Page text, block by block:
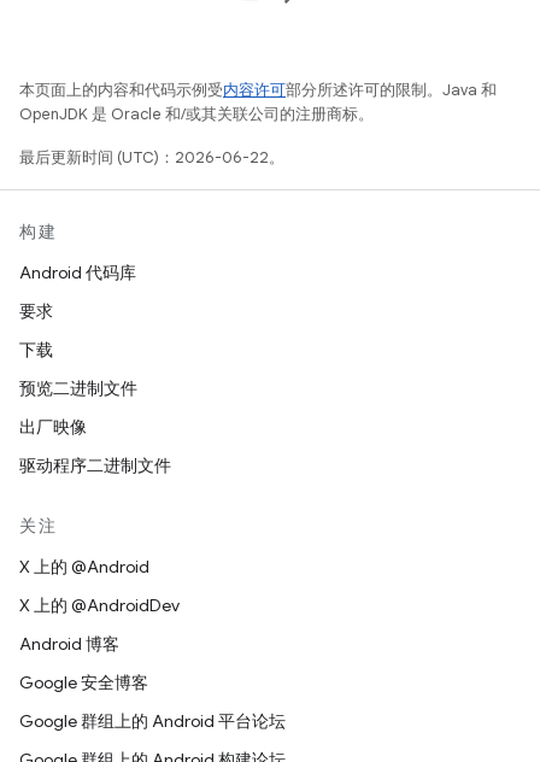
本页面上的内容和代码示例受内容许可部分所述许可的限制。Java 和
OpenJDK 是 Oracle 和/或其关联公司的注册商标。
最后更新时间 (UTC)：2026-06-22。
构建
Android 代码库
要求
下载
预览二进制文件
出厂映像
驱动程序二进制文件
关注
X 上的 @Android
X 上的 @AndroidDev
Android 博客
Google 安全博客
Google 群组上的 Android 平台论坛